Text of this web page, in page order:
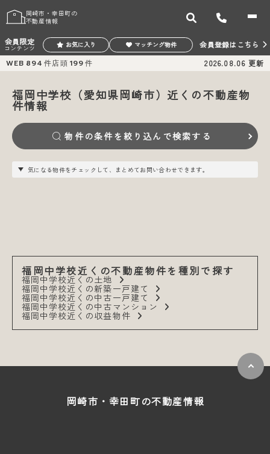
岡崎市・幸田町の
不動産情報
会員限定
コンテンツ お気に入り マッチング物件 会員登録はこちら
WEB 894 件店頭 199件 2026.08.06 更新
福岡中学校（愛知県岡崎市）近くの不動産物
件情報
物件の条件を絞り込んで検索する
気になる物件をチェックして、まとめてお問い合わせできます。
福岡中学校近くの不動産物件を種別で探す
福岡中学校近くの土地
福岡中学校近くの新築一戸建て
福岡中学校近くの中古一戸建て
福岡中学校近くの中古マンション
福岡中学校近くの収益物件
岡崎市・幸田町の不動産情報